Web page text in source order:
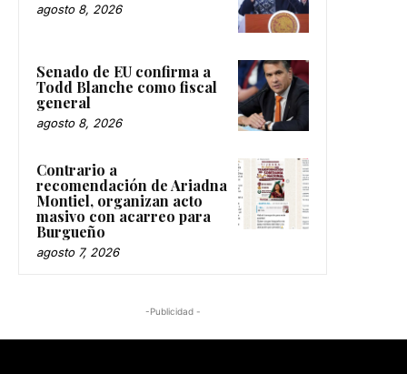
agosto 8, 2026
Senado de EU confirma a
Todd Blanche como fiscal
general
agosto 8, 2026
Contrario a
recomendación de Ariadna
Montiel, organizan acto
masivo con acarreo para
Burgueño
agosto 7, 2026
-Publicidad -